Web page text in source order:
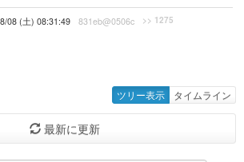
08 (土) 08:31:49 831eb@0506c >> 1275
ツリー表示 タイムライン
最新に更新